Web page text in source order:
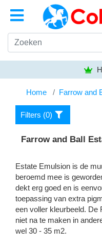
Home Farrow and
Filters (0)
Farrow and Ball
Estate Emulsion is de
beroemd mee is
dekt erg goed en is
toepassing van extra
een voller kleurbeeld. De
niet na te maken in
wel 30 - 35 m2.